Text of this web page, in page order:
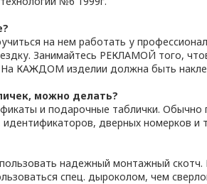
на нем работать у
Занимайтесь РЕКЛАМОЙ того,
КАЖДОМ изделии должна быть
можно делать?
и подарочные таблички. Обычно
дверных номерков и
надежный монтажный
спец. дыроколом, чем